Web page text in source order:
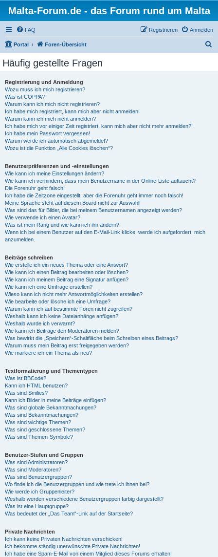
Malta-Forum.de - das Forum rund um Malta
FAQ Anmelden
Registrieren
Portal Foren-Übersicht
Häufig gestellte Fragen
Registrierung und Anmeldung
Wozu muss ich mich registrieren?
Was ist COPPA?
Warum kann ich mich nicht registrieren?
Ich habe mich registriert, kann mich aber nicht anmelden!
Warum kann ich mich nicht anmelden?
Ich habe mich vor einiger Zeit registriert, kann mich aber nicht mehr anmelden?!
Ich habe mein Passwort vergessen!
Warum werde ich automatisch abgemeldet?
Wozu ist die Funktion „Alle Cookies löschen“?
Benutzerpräferenzen und -einstellungen
Wie kann ich meine Einstellungen ändern?
Wie kann ich verhindern, dass mein Benutzername in der Online-Liste auftaucht?
Die Forenuhr geht falsch!
Ich habe die Zeitzone eingestellt, aber die Forenuhr geht immer noch falsch!
Meine Sprache steht auf diesem Board nicht zur Auswahl!
Was sind das für Bilder, die bei meinem Benutzernamen angezeigt werden?
Wie verwende ich einen Avatar?
Was ist mein Rang und wie kann ich ihn ändern?
Wenn ich bei einem Benutzer auf den E-Mail-Link klicke, werde ich aufgefordert, mich
anzumelden.
Beiträge schreiben
Wie erstelle ich ein neues Thema oder eine Antwort?
Wie kann ich einen Beitrag bearbeiten oder löschen?
Wie kann ich meinem Beitrag eine Signatur anfügen?
Wie kann ich eine Umfrage erstellen?
Wieso kann ich nicht mehr Antwortmöglichkeiten erstellen?
Wie bearbeite oder lösche ich eine Umfrage?
Warum kann ich auf bestimmte Foren nicht zugreifen?
Weshalb kann ich keine Dateianhänge anfügen?
Weshalb wurde ich verwarnt?
Wie kann ich Beiträge den Moderatoren melden?
Was bewirkt die „Speichern“-Schaltfläche beim Schreiben eines Beitrags?
Warum muss mein Beitrag erst freigegeben werden?
Wie markiere ich ein Thema als neu?
Textformatierung und Thementypen
Was ist BBCode?
Kann ich HTML benutzen?
Was sind Smilies?
Kann ich Bilder in meine Beiträge einfügen?
Was sind globale Bekanntmachungen?
Was sind Bekanntmachungen?
Was sind wichtige Themen?
Was sind geschlossene Themen?
Was sind Themen-Symbole?
Benutzer-Stufen und Gruppen
Was sind Administratoren?
Was sind Moderatoren?
Was sind Benutzergruppen?
Wo finde ich die Benutzergruppen und wie trete ich ihnen bei?
Wie werde ich Gruppenleiter?
Weshalb werden verschiedene Benutzergruppen farbig dargestellt?
Was ist eine Hauptgruppe?
Was bedeutet der „Das Team“-Link auf der Startseite?
Private Nachrichten
Ich kann keine Privaten Nachrichten verschicken!
Ich bekomme ständig unerwünschte Private Nachrichten!
Ich habe eine Spam-E-Mail von einem Mitglied dieses Forums erhalten!